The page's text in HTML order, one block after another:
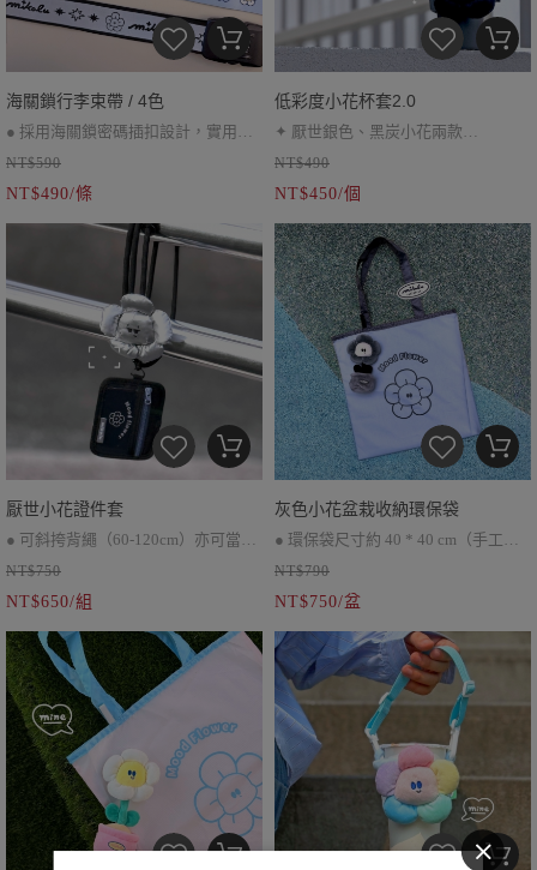
海關鎖行李束帶 / 4色
● 採用海關鎖密碼插扣設計，實用又
安全
● 彩色款有胖皮、阿蟲、小花三種
● 復古反光膠條材質（複合材質，張
力不同可能造成表面略有皺摺感，
屬正常現象，不影響密合度與使用，
膠條牢固不易脫落。）
NT$590
NT$490/條
低彩度小花杯套2.0
✦ 厭世銀色、黑炭小花兩款
✦ 可調節提繩約 40 cm
✦ 銀色不建議水洗
NT$490
NT$450/個
厭世小花證件套
● 可斜挎背繩（60-120cm）亦可當作
手機掛繩使用
● 調節式背繩*1、可拆卸小花、雙面
拉鍊證件套
NT$750
NT$650/組
灰色小花盆栽收納環保袋
● 環保袋尺寸約 40 * 40 cm（手工測
量會有些許誤差）
● 折疊後可收納於盆栽內
● 環保袋與盆栽可分開使用
● 因批次不同，環保袋會有顏色上的
差別
NT$790
NT$750/盆